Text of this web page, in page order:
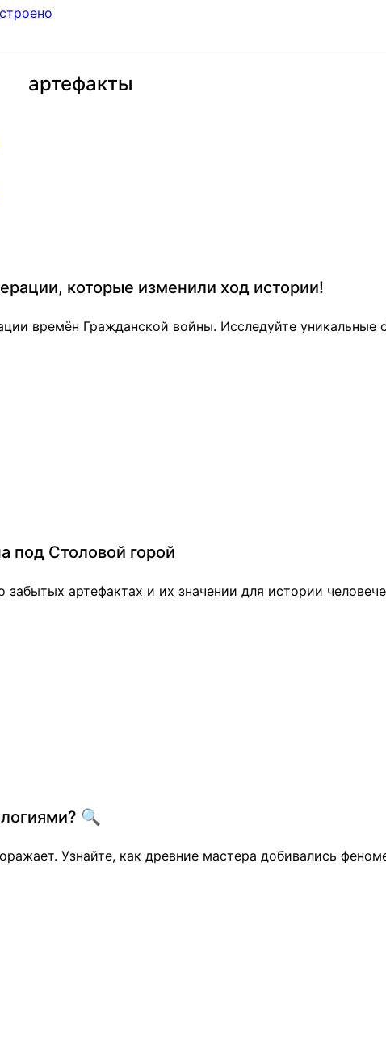
артефакты
которые изменили ход истории!
времён Гражданской войны. Исследуйте уникальные
под Столовой горой
артефактах и их значении для истории
🔍
Узнайте, как древние мастера добивались